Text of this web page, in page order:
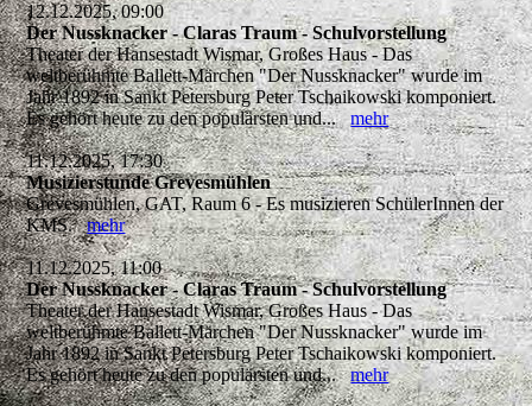
12.12.2025, 09:00
Der Nussknacker - Claras Traum - Schulvorstellung
Theater der Hansestadt Wismar, Großes Haus - Das
weltberühmte Ballett-Märchen "Der Nussknacker" wurde im
Jahr 1892 in Sankt Petersburg Peter Tschaikowski komponiert.
Es gehört heute zu den populärsten und...mehr
11.12.2025, 17:30
Musizierstunde Grevesmühlen
Grevesmühlen, GAT, Raum 6 - Es musizieren SchülerInnen der
KMS.mehr
11.12.2025, 11:00
Der Nussknacker - Claras Traum - Schulvorstellung
Theater der Hansestadt Wismar, Großes Haus - Das
weltberühmte Ballett-Märchen "Der Nussknacker" wurde im
Jahr 1892 in Sankt Petersburg Peter Tschaikowski komponiert.
Es gehört heute zu den populärsten und...mehr